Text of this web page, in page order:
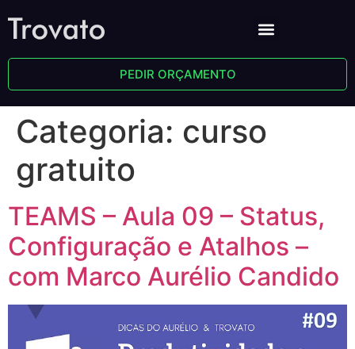
PEDIR ORÇAMENTO
Categoria: curso
gratuito
TEAMS – Aula 09 – Status,
Configuração e Atalhos –
com Marco Aurélio Candido